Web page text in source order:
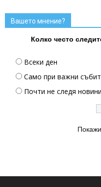
Вашето мнение?
Колко често
Всеки ден
Само при важни
Почти не следя